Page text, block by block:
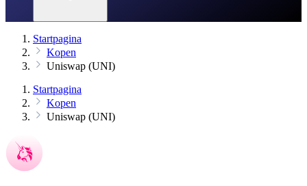
Startpagina
Kopen
Uniswap (UNI)
Startpagina
Kopen
Uniswap (UNI)